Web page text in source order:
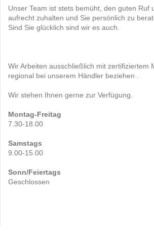
Unser Team ist stets bemüht, den guten Ruf
aufrecht zuhalten und Sie persönlich zu
Sind Sie glücklich sind wir es auch.
Wir Arbeiten ausschließlich mit zertifiziertem
regional bei unserem Händler beziehen .
Wir stehen Ihnen gerne zur Verfügung.
Montag-Freitag
7.30-18.00
Samstags
9.00-15.00
Sonn/Feiertags
Geschlossen